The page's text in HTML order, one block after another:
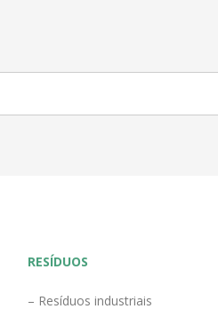
RESÍDUOS
– Resíduos industriais